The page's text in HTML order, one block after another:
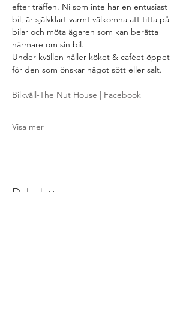
efter träffen. Ni som inte har en entusiast
bil, är självklart varmt välkomna att titta på
bilar och möta ägaren som kan berätta
närmare om sin bil.
Under kvällen håller köket & caféet öppet
för den som önskar något sött eller salt.
Bilkväll-The Nut House | Facebook
Visa mer
Dela detta evenemang